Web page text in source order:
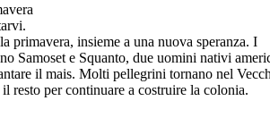
primavera, insieme a una nuova speranza. I
Samoset e Squanto, due uomini nativi
il mais. Molti pellegrini tornano nel
resto per continuare a costruire la colonia.